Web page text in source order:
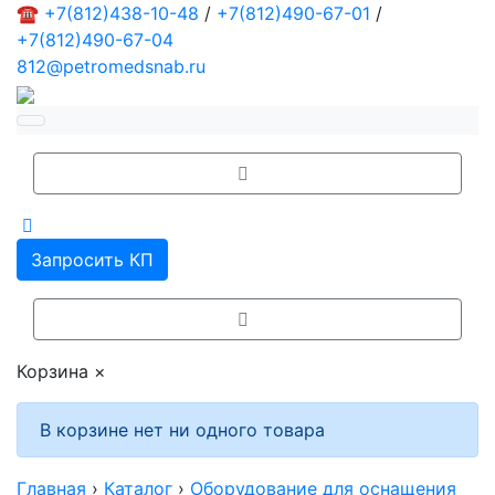
☎ +7(812)438-10-48 / +7(812)490-67-01 /
+7(812)490-67-04
812@petromedsnab.ru
Запросить КП
Корзина ×
В корзине нет ни одного товара
Главная › Каталог › Оборудование для оснащения